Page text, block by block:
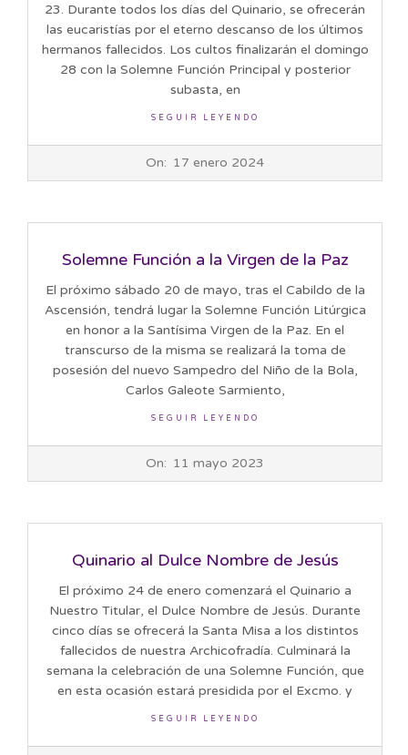
23. Durante todos los días del Quinario, se ofrecerán
las eucaristías por el eterno descanso de los últimos
hermanos fallecidos. Los cultos finalizarán el domingo
28 con la Solemne Función Principal y posterior
subasta, en
SEGUIR LEYENDO
On: 17 enero 2024
Solemne Función a la Virgen de la Paz
El próximo sábado 20 de mayo, tras el Cabildo de la
Ascensión, tendrá lugar la Solemne Función Litúrgica
en honor a la Santísima Virgen de la Paz. En el
transcurso de la misma se realizará la toma de
posesión del nuevo Sampedro del Niño de la Bola,
Carlos Galeote Sarmiento,
SEGUIR LEYENDO
On: 11 mayo 2023
Quinario al Dulce Nombre de Jesús
El próximo 24 de enero comenzará el Quinario a
Nuestro Titular, el Dulce Nombre de Jesús. Durante
cinco días se ofrecerá la Santa Misa a los distintos
fallecidos de nuestra Archicofradía. Culminará la
semana la celebración de una Solemne Función, que
en esta ocasión estará presidida por el Excmo. y
SEGUIR LEYENDO